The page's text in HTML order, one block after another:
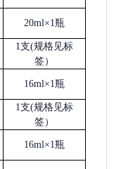
20ml×1瓶
1支(规格见标
签）
16ml×1瓶
1支(规格见标
签）
16ml×1瓶